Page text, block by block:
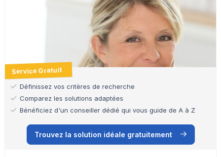
Service Gratuit
Définissez vos critères de recherche
Comparez les solutions adaptées
Bénéficiez d'un conseiller dédié qui vous guide de A à Z
Trouvez la solution idéale gratuitement